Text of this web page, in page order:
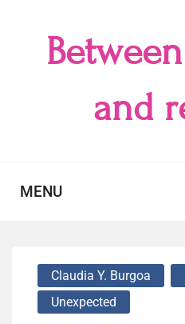
and
MENU
Claudia Y. Burgoa
Unexpected